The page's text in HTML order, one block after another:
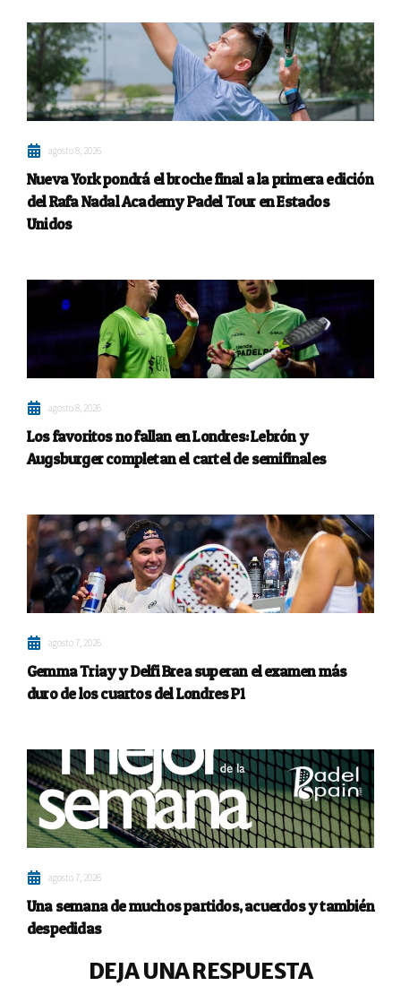
agosto 8, 2026
Nueva York pondrá el broche final a la primera edición
del Rafa Nadal Academy Padel Tour en Estados
Unidos
agosto 8, 2026
Los favoritos no fallan en Londres: Lebrón y
Augsburger completan el cartel de semifinales
agosto 7, 2026
Gemma Triay y Delfi Brea superan el examen más
duro de los cuartos del Londres P1
agosto 7, 2026
Una semana de muchos partidos, acuerdos y también
despedidas
DEJA UNA RESPUESTA